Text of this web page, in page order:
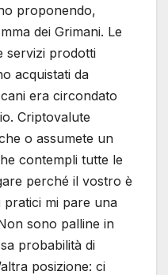
proponendo,
dei Grimani. Le
servizi prodotti
acquistati da
era circondato
Criptovalute
o assumete un
contempli tutte le
perché il vostro è
pratici mi pare una
sono palline in
probabilità di
posizione: ci